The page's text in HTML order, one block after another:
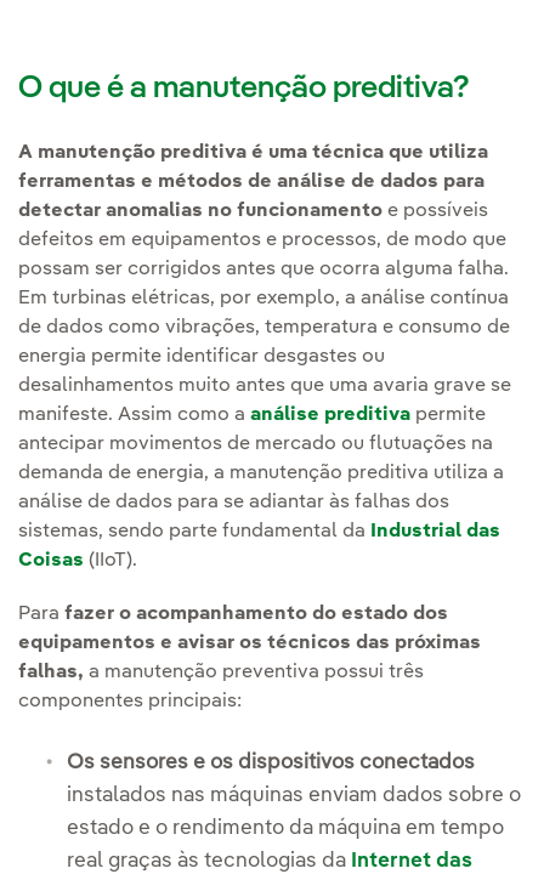
O que é a manutenção preditiva?
A manutenção preditiva é uma técnica que utiliza
ferramentas e métodos de análise de dados para
detectar anomalias no funcionamento e possíveis
defeitos em equipamentos e processos, de modo que
possam ser corrigidos antes que ocorra alguma falha.
Em turbinas elétricas, por exemplo, a análise contínua
de dados como vibrações, temperatura e consumo de
energia permite identificar desgastes ou
desalinhamentos muito antes que uma avaria grave se
manifeste. Assim como a análise preditiva permite
antecipar movimentos de mercado ou flutuações na
demanda de energia, a manutenção preditiva utiliza a
análise de dados para se adiantar às falhas dos
sistemas, sendo parte fundamental da
Industrial das
Coisas (IIoT).
Para fazer o acompanhamento do estado dos
equipamentos e avisar os técnicos das próximas
falhas, a manutenção preventiva possui três
componentes principais:
Os sensores e os dispositivos conectados
instalados nas máquinas enviam dados sobre o
estado e o rendimento da máquina em tempo
real graças às tecnologias da Internet das